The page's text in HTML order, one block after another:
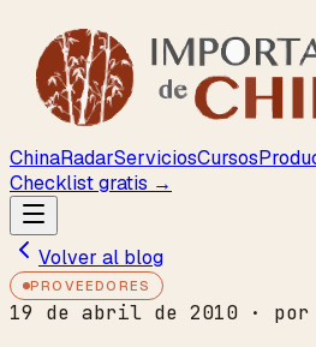
ChinaRadarServiciosCursos
Checklist gratis →
Volver al blog
PROVEEDORES
19 de abril de 2010 · por